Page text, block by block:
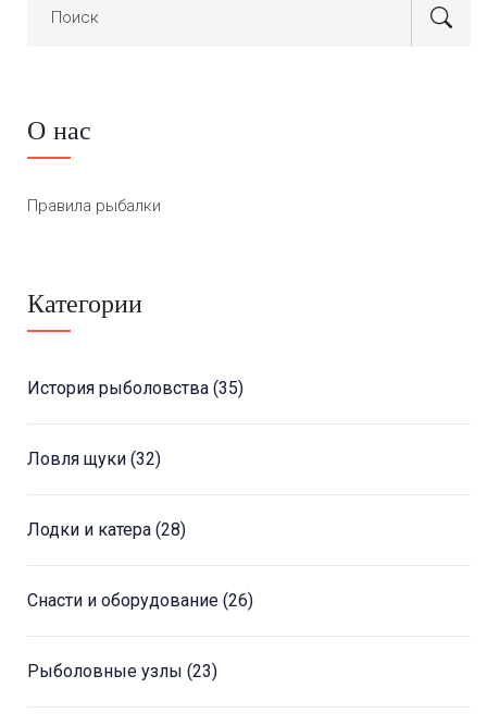
О нас
Правила рыбалки
Категории
История рыболовства (35)
Ловля щуки (32)
Лодки и катера (28)
Снасти и оборудование (26)
Рыболовные узлы (23)